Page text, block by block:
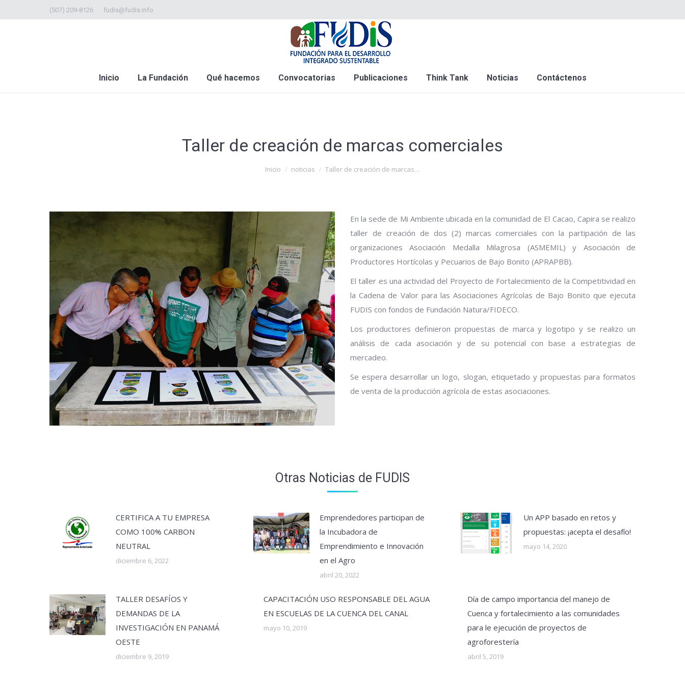
(507) 209-8126 fudis@fudis.info
Inicio La Fundación Qué hacemos Convocatorias Publicaciones Think Tank Noticias Contáctenos
Taller de creación de marcas comerciales
Inicio noticias Taller de creación de marcas…
En la sede de Mi Ambiente ubicada en la comunidad de El Cacao, Capira se realizo
taller de creación de dos (2) marcas comerciales con la partipación de las
organizaciones Asociación Medalla Milagrosa (ASMEMIL) y Asociación de
Productores Hortícolas y Pecuarios de Bajo Bonito (APRAPBB).
El taller es una actividad del Proyecto de Fortalecimiento de la Competitividad en
la Cadena de Valor para las Asociaciones Agrícolas de Bajo Bonito que ejecuta
FUDIS con fondos de Fundación Natura/FIDECO.
Los productores definieron propuestas de marca y logotipo y se realizo un
análisis de cada asociación y de su potencial con base a estrategias de
mercadeo.
Se espera desarrollar un logo, slogan, etiquetado y propuestas para formatos
de venta de la producción agrícola de estas asociaciones.
Otras Noticias de FUDIS
CERTIFICA A TU EMPRESA
COMO 100% CARBON
NEUTRAL
diciembre 6, 2022
Emprendedores participan de
la Incubadora de
Emprendimiento e Innovación
en el Agro
abril 20, 2022
Un APP basado en retos y
propuestas: ¡acepta el desafío!
mayo 14, 2020
TALLER DESAFÍOS Y
DEMANDAS DE LA
INVESTIGACIÓN EN PANAMÁ
OESTE
diciembre 9, 2019
CAPACITACIÓN USO RESPONSABLE DEL AGUA
EN ESCUELAS DE LA CUENCA DEL CANAL
mayo 10, 2019
Día de campo importancia del manejo de
Cuenca y fortalecimiento a las comunidades
para le ejecución de proyectos de
agroforestería
abril 5, 2019